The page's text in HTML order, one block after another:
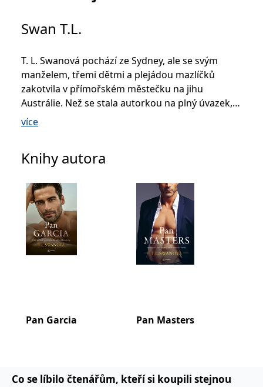
Swan T.L.
T. L. Swanová pochází ze Sydney, ale se svým
manželem, třemi dětmi a plejádou mazlíčků
zakotvila v přímořském městečku na jihu
Austrálie. Než se stala autorkou na plný úvazek,
pracovala v nadaci pro pomoc lidem se
známé Jednou za život (Metafora, 2021), Na druhý
2022), Jen mezi námi (Metafora, 2023) a A co bylo
dál (Metafora, 2024) ze série o bratrech
Milesových či Pan Masters (Metafora, 2024) a Pan
Spencer (Metafora, 2024). Své znalosti
psychologie uplatňuje při psaní charismatických
mužů a důvtipných žen, které by každý chtěl znát
více
Knihy autora
Pan Garcia Pan Masters
Co se líbilo čtenářům, kteří si koupili stejnou